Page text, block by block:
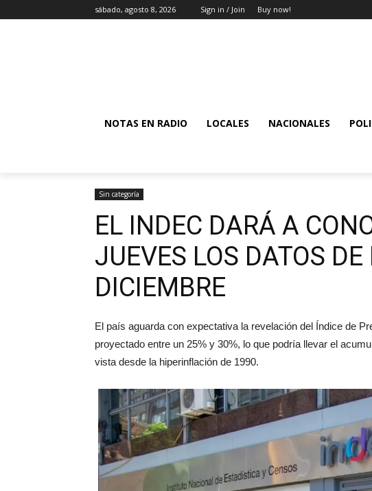
sábado, agosto 8, 2026 Sign in / Join Buy now!
NOTAS EN RADIO LOCALES NACIONALES
Sin categoría
EL INDEC DARÁ A
JUEVES LOS DATOS
DICIEMBRE
El país aguarda con expectativa la revelación del Índice de
proyectado entre un 25% y 30%, lo que podría llevar el
vista desde la hiperinflación de 1990.